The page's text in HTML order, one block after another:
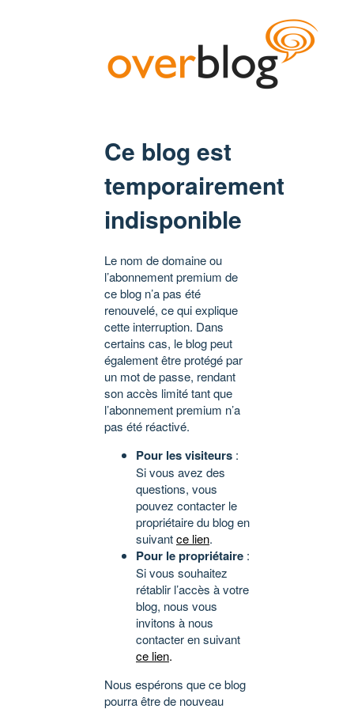
Ce blog est
temporairement
indisponible
Le nom de domaine ou
l’abonnement premium de
ce blog n’a pas été
renouvelé, ce qui explique
cette interruption. Dans
certains cas, le blog peut
également être protégé par
un mot de passe, rendant
son accès limité tant que
l’abonnement premium n’a
pas été réactivé.
Pour les visiteurs :
Si vous avez des
questions, vous
pouvez contacter le
propriétaire du blog en
suivantce lien.
Pour le propriétaire :
Si vous souhaitez
rétablir l’accès à votre
blog, nous vous
invitons à nous
contacter en suivant
ce lien.
Nous espérons que ce blog
pourra être de nouveau